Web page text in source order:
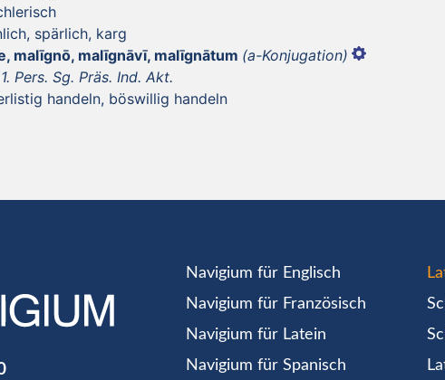
spärlich, karg
malīgnō, malīgnāvī, malīgnātum (a-Konjugation)
1. Pers. Sg. Präs. Ind. Akt.
handeln, böswillig handeln
Navigium für Englisch
Navigium für Französisch
Navigium für Latein
Navigium für Spanisch